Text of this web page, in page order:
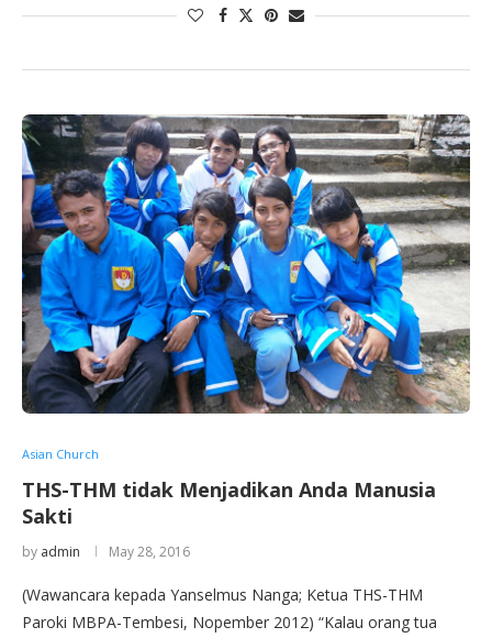
Asian Church
THS-THM tidak Menjadikan Anda Manusia
Sakti
by admin May 28, 2016
(Wawancara kepada Yanselmus Nanga; Ketua THS-THM
Paroki MBPA-Tembesi, Nopember 2012) “Kalau orang tua